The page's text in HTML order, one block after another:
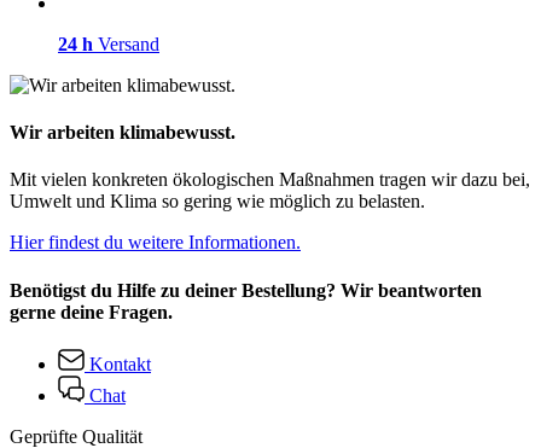
24 h Versand
Wir arbeiten klimabewusst.
Mit vielen konkreten ökologischen Maßnahmen tragen wir dazu bei,
Umwelt und Klima so gering wie möglich zu belasten.
Hier findest du weitere Informationen.
Benötigst du Hilfe zu deiner Bestellung? Wir beantworten
gerne deine Fragen.
Kontakt
Chat
Geprüfte Qualität